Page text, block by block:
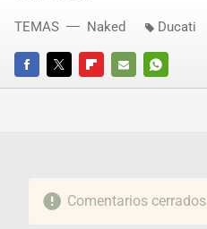
FACEBOOKTWITTERFLIPBOARD
E-
WHATSAPP
TEMAS Naked Ducati
Comentarios cerrados